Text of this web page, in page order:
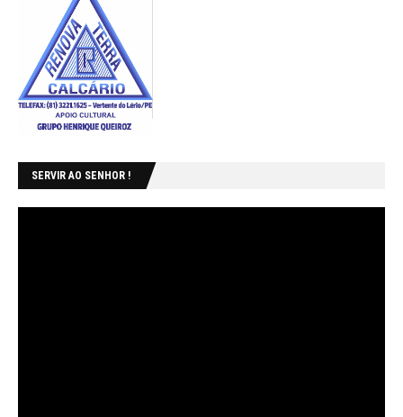
SERVIR AO SENHOR !